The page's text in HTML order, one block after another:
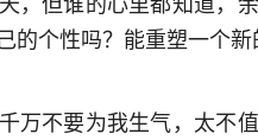
的个性吗？能重塑一个
万不要为我生气，太不